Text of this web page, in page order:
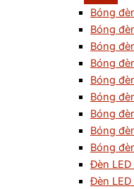
Bóng
Bóng
Bóng
Bóng
Bóng
Bóng
Bóng
Bóng
Bóng
Đèn
Đèn